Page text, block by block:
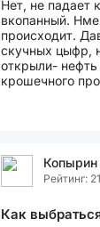
Нет, не падает
вкопанный.
происходит.
скучных цыфр, но
открыли-
крошечного
Рейтинг: 21
Как